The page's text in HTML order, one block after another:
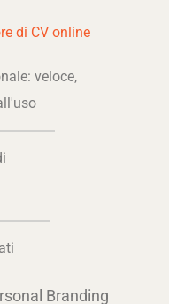
di CV online
veloce,
Branding